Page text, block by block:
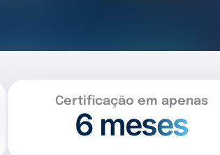
Certificação em apenas
6 meses